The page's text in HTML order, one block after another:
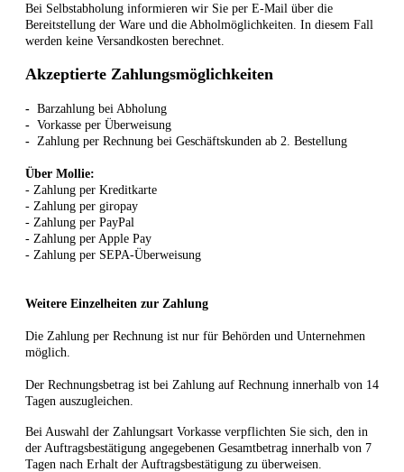
Bei Selbstabholung informieren wir Sie per E-Mail über die
Bereitstellung der Ware und die Abholmöglichkeiten. In diesem Fall
werden keine Versandkosten berechnet.
Akzeptierte Zahlungsmöglichkeiten
- Barzahlung bei Abholung
- Vorkasse per Überweisung
- Zahlung per Rechnung bei Geschäftskunden ab 2. Bestellung
Über Mollie:
- Zahlung per Kreditkarte
- Zahlung per giropay
- Zahlung per PayPal
- Zahlung per Apple Pay
- Zahlung per SEPA-Überweisung
Weitere Einzelheiten zur Zahlung
Die Zahlung per Rechnung ist nur für Behörden und Unternehmen
möglich.
Der Rechnungsbetrag ist bei Zahlung auf Rechnung innerhalb von 14
Tagen auszugleichen.
Bei Auswahl der Zahlungsart Vorkasse verpflichten Sie sich, den in
der Auftragsbestätigung angegebenen Gesamtbetrag innerhalb von 7
Tagen nach Erhalt der Auftragsbestätigung zu überweisen.